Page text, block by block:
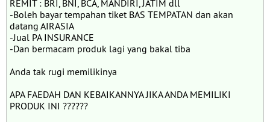
REMIT : BRI, BNI, BCA, MANDIRI, JATIM dll
-Boleh bayar tempahan tiket BAS TEMPATAN dan akan
datang AIRASIA
-Jual PA INSURANCE
-Dan bermacam produk lagi yang bakal tiba
Anda tak rugi memilikinya
APA FAEDAH DAN KEBAIKANNYA JIKA ANDA MEMILIKI
PRODUK INI ??????